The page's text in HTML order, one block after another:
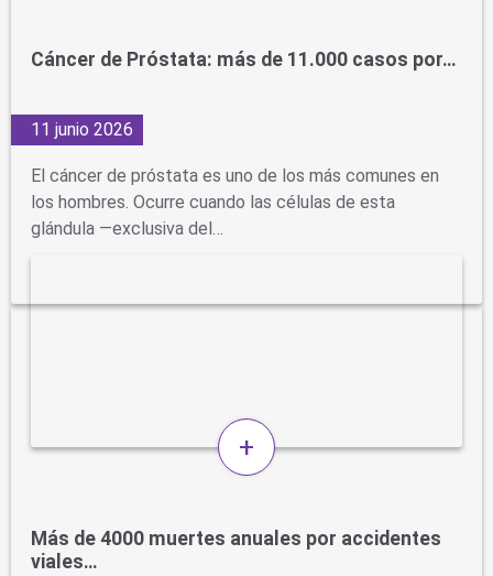
Cáncer de Próstata: más de 11.000 casos por…
11 junio 2026
El cáncer de próstata es uno de los más comunes en
los hombres. Ocurre cuando las células de esta
glándula —exclusiva del…
+
Más de 4000 muertes anuales por accidentes
viales…